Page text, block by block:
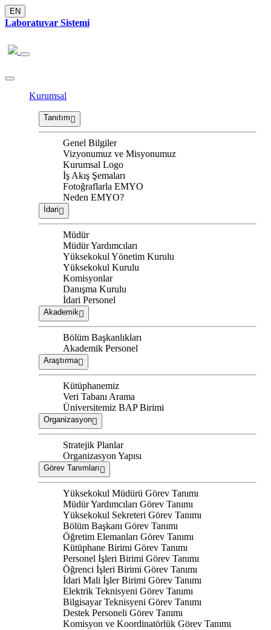
EN
Laboratuvar Sistemi
Kurumsal
Tanıtım
Genel Bilgiler
Vizyonumuz ve Misyonumuz
Kurumsal Logo
İş Akış Şemaları
Fotoğraflarla EMYO
Neden EMYO?
İdari
Müdür
Müdür Yardımcıları
Yüksekokul Yönetim Kurulu
Yüksekokul Kurulu
Komisyonlar
Danışma Kurulu
İdari Personel
Akademik
Bölüm Başkanlıkları
Akademik Personel
Araştırma
Kütüphanemiz
Veri Tabanı Arama
Üniversitemiz BAP Birimi
Organizasyon
Stratejik Planlar
Organizasyon Yapısı
Görev Tanımları
Yüksekokul Müdürü Görev Tanımı
Müdür Yardımcıları Görev Tanımı
Yüksekokul Sekreteri Görev Tanımı
Bölüm Başkanı Görev Tanımı
Öğretim Elemanları Görev Tanımı
Kütüphane Birimi Görev Tanımı
Personel İşleri Birimi Görev Tanımı
Öğrenci İşleri Birimi Görev Tanımı
İdari Mali İşler Birimi Görev Tanımı
Elektrik Teknisyeni Görev Tanımı
Bilgisayar Teknisyeni Görev Tanımı
Destek Personeli Görev Tanımı
Komisyon ve Koordinatörlük Görev Tanımı